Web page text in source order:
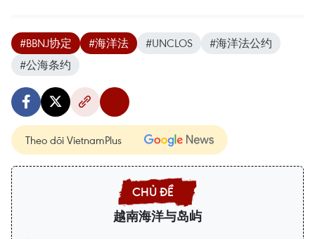
#BBNJ协定 #海洋法 #UNCLOS
#海洋法公约
#公海条约
Theo dõi VietnamPlus
越南海洋与岛屿